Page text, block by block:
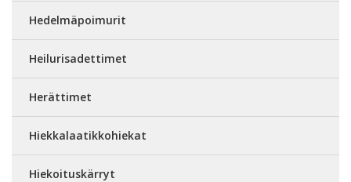
Hedelmäpoimurit
Heilurisadettimet
Herättimet
Hiekkalaatikkohiekat
Hiekoituskärryt